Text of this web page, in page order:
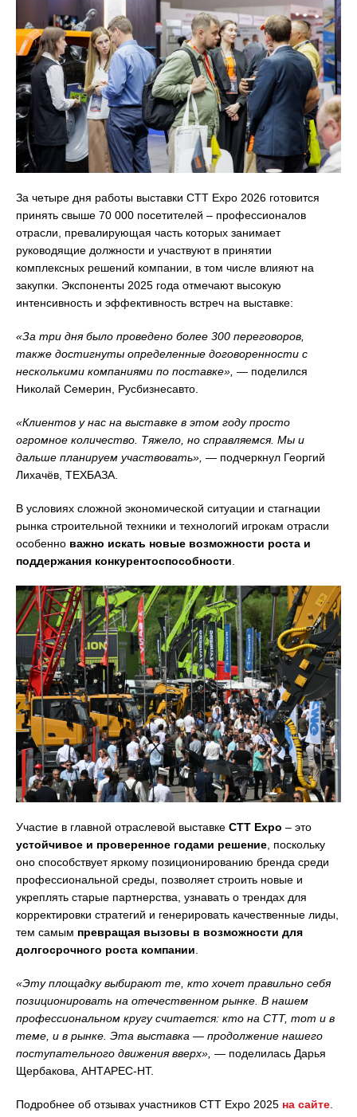
За четыре дня работы выставки СТТ Expo 2026 готовится
принять свыше 70 000 посетителей – профессионалов
отрасли, превалирующая часть которых занимает
руководящие должности и участвуют в принятии
комплексных решений компании, в том числе влияют на
закупки. Экспоненты 2025 года отмечают высокую
интенсивность и эффективность встреч на выставке:
«За три дня было проведено более 300 переговоров,
также достигнуты определенные договоренности с
несколькими компаниями по поставке», — поделился
Николай Семерин, Русбизнесавто.
«Клиентов у нас на выставке в этом году просто
огромное количество. Тяжело, но справляемся. Мы и
дальше планируем участвовать», — подчеркнул Георгий
Лихачёв, ТЕХБАЗА.
В условиях сложной экономической ситуации и стагнации
рынка строительной техники и технологий игрокам отрасли
особенно важно искать новые возможности роста и
поддержания конкурентоспособности
Участие в главной отраслевой выставке CTT Expo – это
устойчивое и проверенное годами решение , поскольку
оно способствует яркому позиционированию бренда среди
профессиональной среды, позволяет строить новые и
укреплять старые партнерства, узнавать о трендах для
корректировки стратегий и генерировать качественные лиды,
тем самым превращая вызовы в возможности для
долгосрочного роста компании
«Эту площадку выбирают те, кто хочет правильно себя
позиционировать на отечественном рынке. В нашем
профессиональном кругу считается: кто на CTT, тот и в
теме, и в рынке. Эта выставка — продолжение нашего
поступательного движения вверх» — поделилась Дарья
Щербакова, АНТАРЕС-НТ.
Подробнее об отзывах участников CTT Expo 2025 на сайте